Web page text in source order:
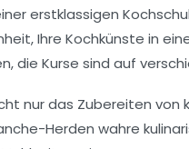
erstklassigen
Ihre Kochkünste in
die Kurse sind auf
nur das Zubereiten
Herden wahre